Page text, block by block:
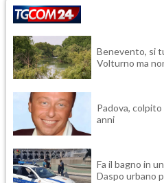
Benevento, si
Volturno ma
Padova,
anni
Fa il bagno in
Daspo urbano